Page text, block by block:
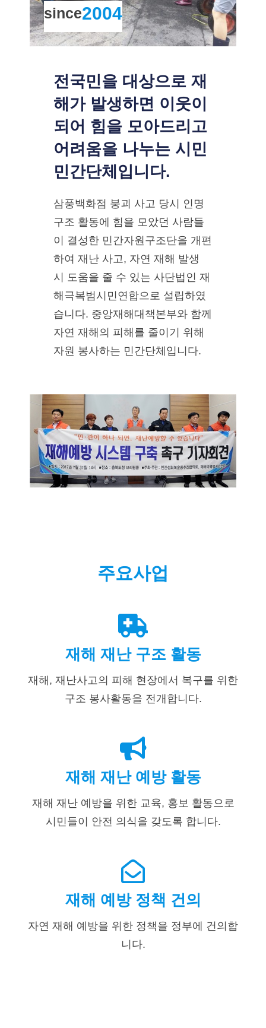
since2004
전국민을 대상으로 재
해가 발생하면 이웃이
되어 힘을 모아드리고
어려움을 나누는 시민
민간단체입니다.
삼풍백화점 붕괴 사고 당시 인명
구조 활동에 힘을 모았던 사람들
이 결성한 민간자원구조단을 개편
하여 재난 사고, 자연 재해 발생
시 도움을 줄 수 있는 사단법인 재
해극복범시민연합으로 설립하였
습니다. 중앙재해대책본부와 함께
자연 재해의 피해를 줄이기 위해
자원 봉사하는 민간단체입니다.
주요사업
재해 재난 구조 활동
재해, 재난사고의 피해 현장에서 복구를 위한
구조 봉사활동을 전개합니다.
재해 재난 예방 활동
재해 재난 예방을 위한 교육, 홍보 활동으로
시민들이 안전 의식을 갖도록 합니다.
재해 예방 정책 건의
자연 재해 예방을 위한 정책을 정부에 건의합
니다.